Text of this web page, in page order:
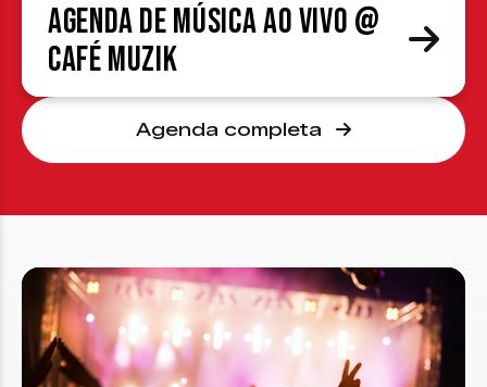
Agenda de Música ao Vivo @
Café Muzik
Agenda completa